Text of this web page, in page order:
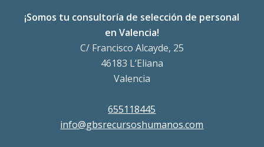
¡Somos tu consultoría de selección de personal
en Valencia!
C/ Francisco Alcayde, 25
46183 L’Eliana
Valencia
655118445
info@gbsrecursoshumanos.com